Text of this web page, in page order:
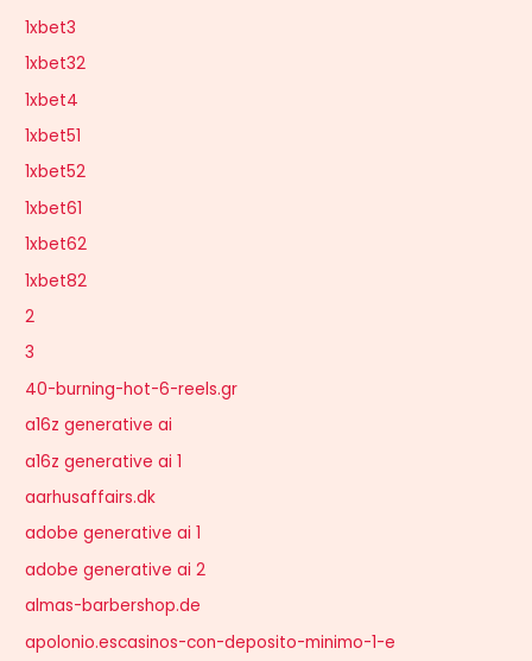
1xbet3
1xbet32
1xbet4
1xbet51
1xbet52
1xbet61
1xbet62
1xbet82
2
3
40-burning-hot-6-reels.gr
a16z generative ai
a16z generative ai 1
aarhusaffairs.dk
adobe generative ai 1
adobe generative ai 2
almas-barbershop.de
apolonio.escasinos-con-deposito-minimo-1-e